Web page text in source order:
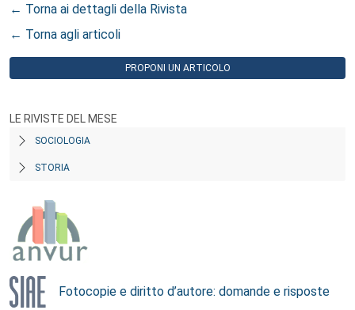
← Torna ai dettagli della Rivista
← Torna agli articoli
PROPONI UN ARTICOLO
LE RIVISTE DEL MESE
SOCIOLOGIA
STORIA
Fotocopie e diritto d’autore: domande e risposte